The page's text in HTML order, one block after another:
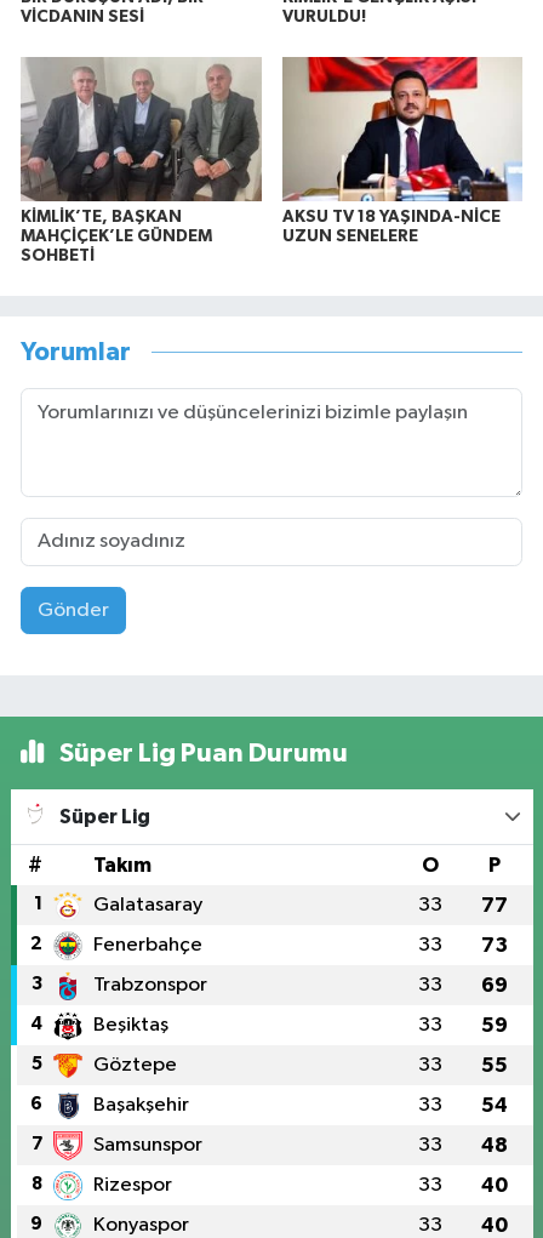
VİCDANIN SESİ
VURULDU!
KİMLİK’TE, BAŞKAN
MAHÇİÇEK’LE GÜNDEM
SOHBETİ
AKSU TV 18 YAŞINDA-NİCE
UZUN SENELERE
Yorumlar
Gönder
Süper Lig Puan Durumu
Süper Lig
# Takım O P
1 Galatasaray 33 77
2 Fenerbahçe 33 73
3 Trabzonspor 33 69
4 Beşiktaş 33 59
5 Göztepe 33 55
6 Başakşehir 33 54
7 Samsunspor 33 48
8 Rizespor 33 40
9 Konyaspor 33 40